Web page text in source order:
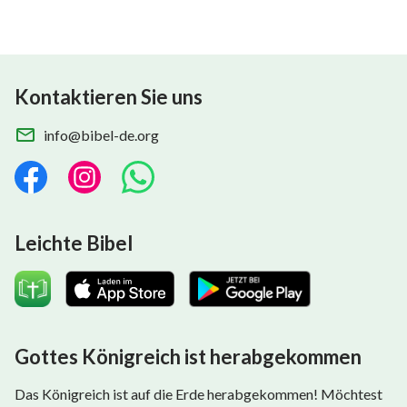
Herzen.
Verdorben, doch Du hast mich gerettet! Wie kann ich
Wie kann ich Dich nicht anbeten? Wie kann ich Dich
Kontaktieren Sie uns
info@bibel-de.org
Leichte Bibel
Gottes Königreich ist herabgekommen
Das Königreich ist auf die Erde herabgekommen! Möchtest